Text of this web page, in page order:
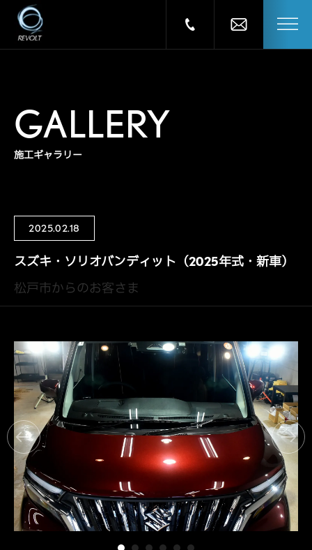
GALLERY
施工ギャラリー
2025.02.18
スズキ・ソリオバンディット（2025年式・新車）
松戸市からのお客さま